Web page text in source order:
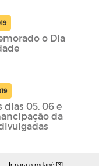
o Dia
dias 05, 06 e
da